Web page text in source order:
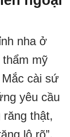
nha ở
mỹ
cài sứ
yêu cầu
răng thật,